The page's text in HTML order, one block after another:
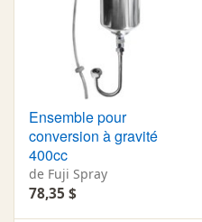
Ensemble pour
conversion à gravité
400cc
de Fuji Spray
78,35 $